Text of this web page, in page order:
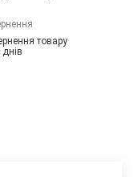
товару